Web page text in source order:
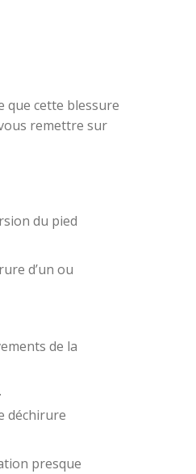
que cette blessure
remettre sur
du pied
d’un ou
de la
déchirure
presque